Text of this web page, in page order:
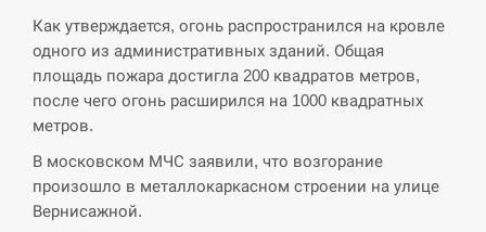
СЕРПЕНЬ
В Москве пожаловались на “кратный рост” атак
дронов Украины
СЕРПЕНЬ
13:40
Біля українського літака в аеропорту Лейпцига
виявили дрон, ймовірно, з…
Как утверждается, огонь распространился на кровле
одного из административных зданий. Общая
площадь пожара достигла 200 квадратов метров,
после чего огонь расширился на 1000 квадратных
метров.
В московском МЧС заявили, что возгорание
произошло в металлокаркасном строении на улице
Вернисажной.